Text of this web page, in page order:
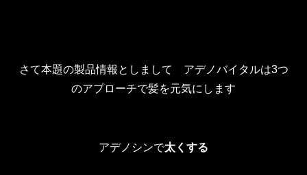
さて本題の製品情報としまして アデノバイタルは3つ
のアプローチで髪を元気にします
アデノシンで太くする